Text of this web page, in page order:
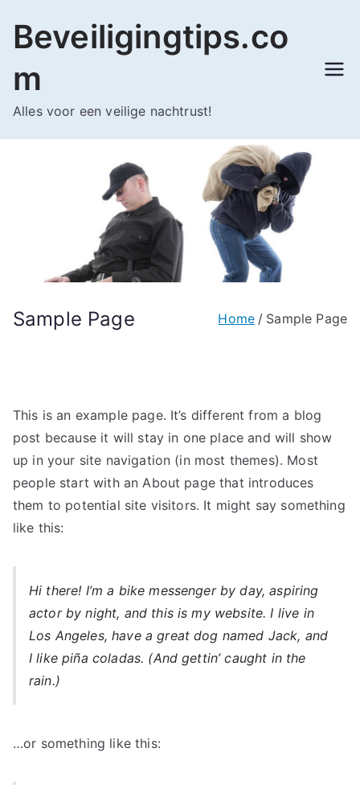
naar
inhoud
Beveiligingtips.co
m
Alles voor een veilige nachtrust!
Sample Page Home Sample Page
This is an example page. It’s different from a blog
post because it will stay in one place and will show
up in your site navigation (in most themes). Most
people start with an About page that introduces
them to potential site visitors. It might say something
like this:
Hi there! I’m a bike messenger by day, aspiring
actor by night, and this is my website. I live in
Los Angeles, have a great dog named Jack, and
I like piña coladas. (And gettin’ caught in the
rain.)
…or something like this: